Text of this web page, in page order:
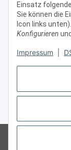
Einsatz
Sie können die
Icon links
Konfigurieren
Impressum
Kontakt &
Weitere
* Alle Preise zzgl.